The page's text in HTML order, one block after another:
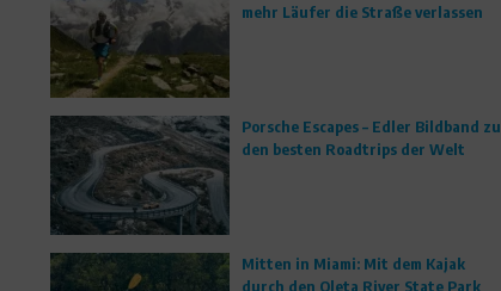
mehr Läufer die Straße verlassen
Porsche Escapes – Edler Bildband zu
den besten Roadtrips der Welt
Mitten in Miami: Mit dem Kajak
durch den Oleta River State Park